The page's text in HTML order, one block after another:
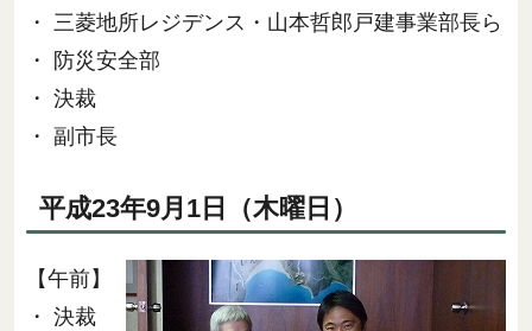
・ 三菱地所レジデンス・山本哲郎戸建事業部長ら
・ 防災安全部
・ 決裁
・ 副市長
平成23年9月1日（木曜日）
【午前】
・ 決裁